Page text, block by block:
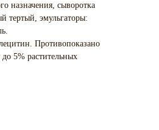
назначения, сыворотка
тертый, эмульгаторы:
Противопоказано
5% растительных